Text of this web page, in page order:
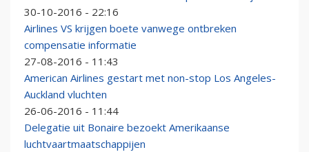
30-10-2016 - 22:16
Airlines VS krijgen boete vanwege ontbreken
compensatie informatie
27-08-2016 - 11:43
American Airlines gestart met non-stop Los Angeles-
Auckland vluchten
26-06-2016 - 11:44
Delegatie uit Bonaire bezoekt Amerikaanse
luchtvaartmaatschappijen